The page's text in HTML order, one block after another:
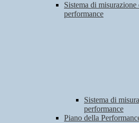
Sistema di
performance
Sistema di
performance
Piano della